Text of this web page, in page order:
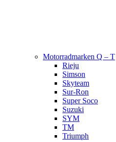
Motorradmarken Q – T
Rieju
Simson
Skyteam
Sur-Ron
Super Soco
Suzuki
SYM
TM
Triumph